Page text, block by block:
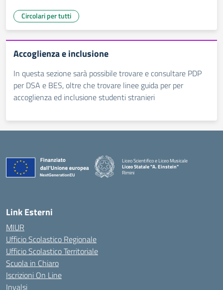
Circolari per tutti
Accoglienza e inclusione
In questa sezione sarà possibile trovare e consultare PDP
per DSA e BES, oltre che trovare linee guida per per
accoglienza ed inclusione studenti stranieri
Liceo Scientifico e Liceo Musicale
Liceo Statale "A. Einstein"
Rimini
Link Esterni
MIUR
Ufficio Scolastico Regionale
Ufficio Scolastico Territoriale
Scuola in Chiaro
Iscrizioni On Line
Invalsi